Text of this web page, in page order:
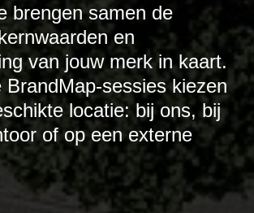
brengen samen de
en
van jouw merk in kaart.
BrandMap-sessies kiezen
locatie: bij ons, bij
of op een externe